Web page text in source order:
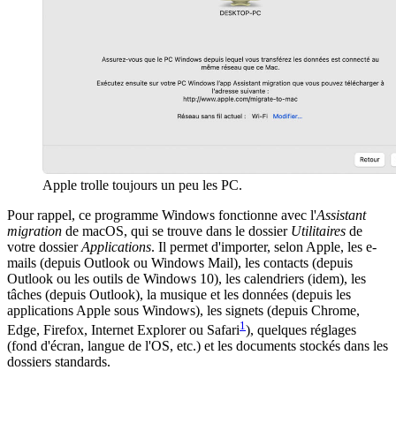
Apple trolle toujours un peu les PC.
Pour rappel, ce programme Windows fonctionne avec l'Assistant
migration de macOS, qui se trouve dans le dossier Utilitaires de
votre dossierApplications. Il permet d'importer, selon Apple, les e-
mails (depuis Outlook ou Windows Mail), les contacts (depuis
Outlook ou les outils de Windows 10), les calendriers (idem), les
tâches (depuis Outlook), la musique et les données (depuis les
applications Apple sous Windows), les signets (depuis Chrome,
Edge, Firefox, Internet Explorer ou Safari1 ), quelques réglages
(fond d'écran, langue de l'OS, etc.) et les documents stockés dans les
dossiers standards.